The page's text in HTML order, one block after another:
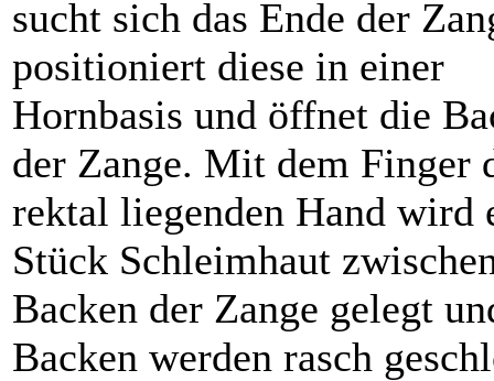
sucht sich das Ende der
positioniert diese in einer
Hornbasis und öffnet die
der Zange. Mit dem Finger
rektal liegenden Hand wird
Stück Schleimhaut
Backen der Zange gelegt
Backen werden rasch